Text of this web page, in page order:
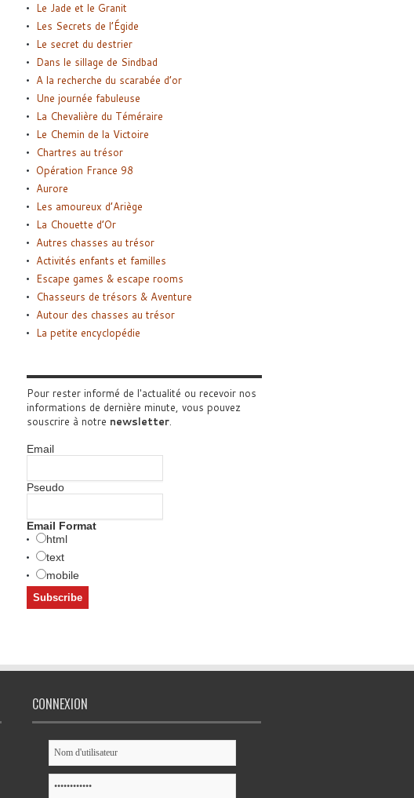
Le Jade et le Granit
Les Secrets de l’Égide
Le secret du destrier
Dans le sillage de Sindbad
A la recherche du scarabée d’or
Une journée fabuleuse
La Chevalière du Téméraire
Le Chemin de la Victoire
Chartres au trésor
Opération France 98
Aurore
Les amoureux d’Ariège
La Chouette d’Or
Autres chasses au trésor
Activités enfants et familles
Escape games & escape rooms
Chasseurs de trésors & Aventure
Autour des chasses au trésor
La petite encyclopédie
Pour rester informé de l'actualité ou recevoir nos
informations de dernière minute, vous pouvez
souscrire à notre newsletter.
Email
Pseudo
Email Format
html
text
mobile
CONNEXION